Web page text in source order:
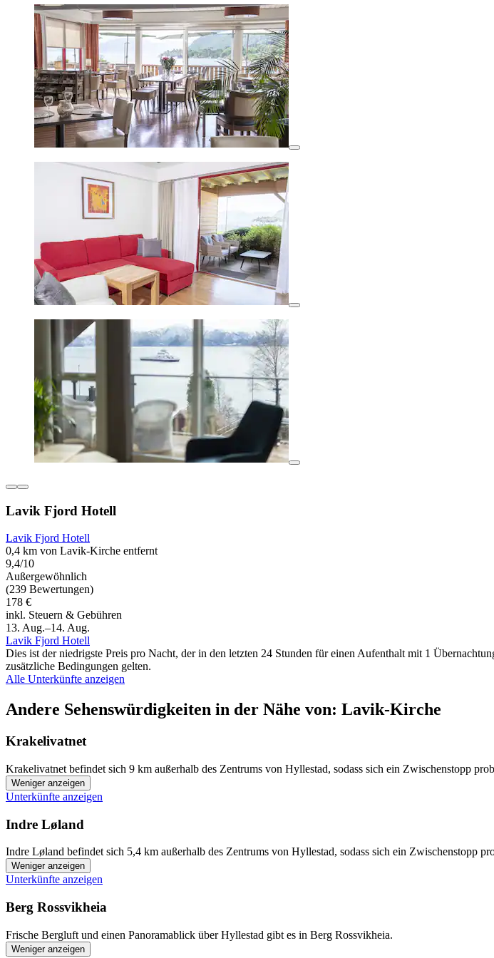
Lavik Fjord Hotell
Lavik Fjord Hotell
0,4 km von Lavik-Kirche entfernt
9,4/10
Außergewöhnlich
(239 Bewertungen)
178 €
inkl. Steuern & Gebühren
13. Aug.–14. Aug.
Lavik Fjord Hotell
Dies ist der niedrigste Preis pro Nacht, der in den letzten 24 Stunden für einen Aufenthalt mit 1
zusätzliche Bedingungen gelten.
Alle Unterkünfte anzeigen
Andere Sehenswürdigkeiten in der Nähe von: Lavik-Kirche
Krakelivatnet
Krakelivatnet befindet sich 9 km außerhalb des Zentrums von Hyllestad, sodass sich ein Zwischenstopp
Weniger anzeigen
Unterkünfte anzeigen
Indre Løland
Indre Løland befindet sich 5,4 km außerhalb des Zentrums von Hyllestad, sodass sich ein Zwischenstopp
Weniger anzeigen
Unterkünfte anzeigen
Berg Rossvikheia
Frische Bergluft und einen Panoramablick über Hyllestad gibt es in Berg Rossvikheia.
Weniger anzeigen